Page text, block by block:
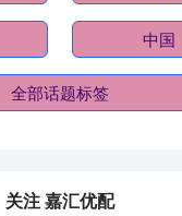
中国
全部话题标签
关注 嘉汇优配